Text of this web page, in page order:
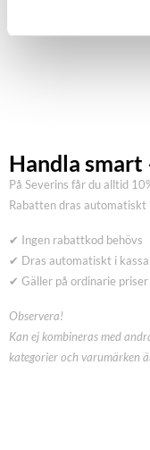
Handla
På Severins får du alltid
Rabatten dras automatiskt
✔ Ingen rabattkod behövs
✔ Dras automatiskt i
✔ Gäller på ordinarie priser
Observera!
Kan ej kombineras med
kategorier och varumärken